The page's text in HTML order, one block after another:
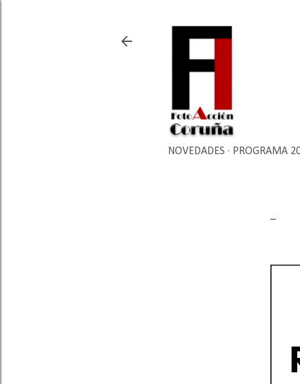
NOVEDADES PROGRAMA